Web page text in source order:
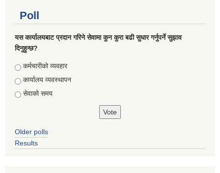
Poll
यस कार्यालयबाट प्रदान गरिने सेवामा कुन कुरा बढी सुधार गर्नुपर्ने सुझाव
दिनुहुन्छ?
Choices
कर्मचारीको व्यवहार
कार्यालय व्यवस्थापन
सेवाको समय
Older polls
Results